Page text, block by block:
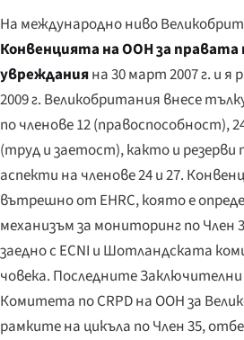
На международно ниво
Конвенцията на ООН за правата
уврежданияна 30 март 2007 г. и
2009 г. Великобритания внесе
по членове 12 (правоспособност),
(труд и заетост), както и
аспекти на членове 24 и 27.
вътрешно от EHRC, която е
механизъм за мониторинг по Член
заедно с ECNI и Шотландската
човека. Последните
Комитета по CRPD на ООН за
рамките на цикъла по Член 35,